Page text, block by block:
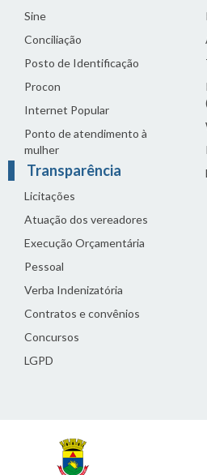
Sine
Conciliação
Posto de Identificação
Procon
Internet Popular
Ponto de atendimento à
mulher
Transparência
Licitações
Atuação dos vereadores
Execução Orçamentária
Pessoal
Verba Indenizatória
Contratos e convênios
Concursos
LGPD